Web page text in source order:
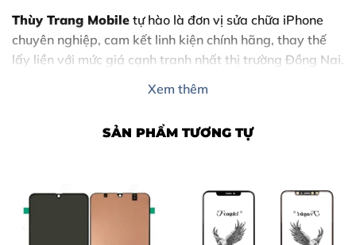
Thùy Trang Mobile tự hào là đơn vị sửa chữa iPhone
chuyên nghiệp, cam kết linh kiện chính hãng, thay thế
lấy liền với mức giá cạnh tranh nhất thị trường Đồng Nai.
1. Dấu hiệu cho thấy bạn cần thay camera iPhone 16
hỏng
3. Tại sao nên chọn thay camera tại Thùy Trang Mobile?
4. Bảng giá thay camera iPhone 16 Pro Max
Xem thêm
SẢN PHẨM TƯƠNG TỰ